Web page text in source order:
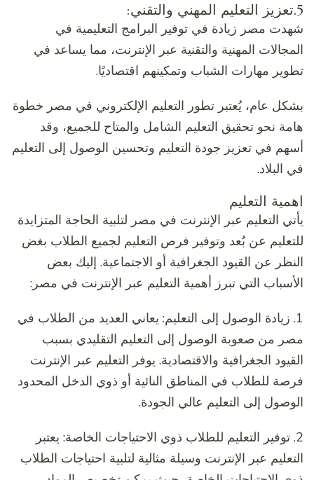
5.تعزيز التعليم المهني والتقني:
شهدت مصر زيادة في توفير البرامج التعليمية في
المجالات المهنية والتقنية عبر الإنترنت، مما يساعد في
تطوير مهارات الشباب وتمكينهم اقتصاديًا.
بشكل عام، يُعتبر تطور التعليم الإلكتروني في مصر خطوة
هامة نحو تحقيق التعليم الشامل والمتاح للجميع، وقد
أسهم في تعزيز جودة التعليم وتحسين الوصول إلى التعليم
في البلاد.
اهمية التعليم
يأتي التعليم عبر الإنترنت في مصر لتلبية الحاجة المتزايدة
للتعليم عن بُعد وتوفير فرص التعليم لجميع الطلاب بغض
النظر عن القيود الجغرافية أو الاجتماعية. إليك بعض
الأسباب التي تبرز أهمية التعليم عبر الإنترنت في مصر:
1. زيادة الوصول إلى التعليم: يعاني العديد من الطلاب في
مصر من صعوبة الوصول إلى التعليم التقليدي بسبب
القيود الجغرافية والاقتصادية. يوفر التعليم عبر الإنترنت
فرصة للطلاب في المناطق النائية أو ذوي الدخل المحدود
الوصول إلى التعليم عالي الجودة.
2. توفير التعليم للطلاب ذوي الاحتياجات الخاصة: يعتبر
التعليم عبر الإنترنت وسيلة مثالية لتلبية احتياجات الطلاب